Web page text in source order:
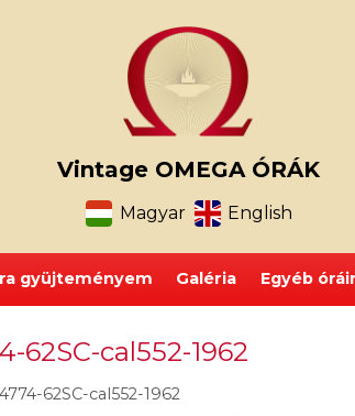
Vintage OMEGA ÓRÁK
Magyar English
gyüjteményem Galéria Egyéb
62SC-cal552-1962
62SC-cal552-1962